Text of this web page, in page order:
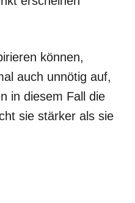
können,
auch unnötig auf,
in diesem Fall die
sie stärker als sie